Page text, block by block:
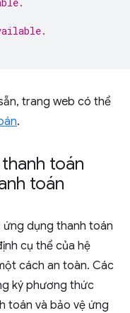
trang web có thể
.
toán
toán
dụng thanh toán
cụ thể của hệ
cách an toàn. Các
ký phương thức
toán và bảo vệ ứng